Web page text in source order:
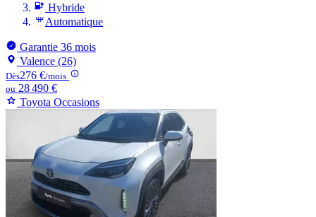
Hybride
Automatique
Garantie 36 mois
Valence (26)
Dès276 €/mois
ou 28 490 €
Toyota Occasions